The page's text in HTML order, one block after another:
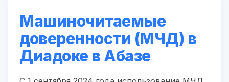
Машиночитаемые
доверенности (МЧД) в
Диадоке в Абазе